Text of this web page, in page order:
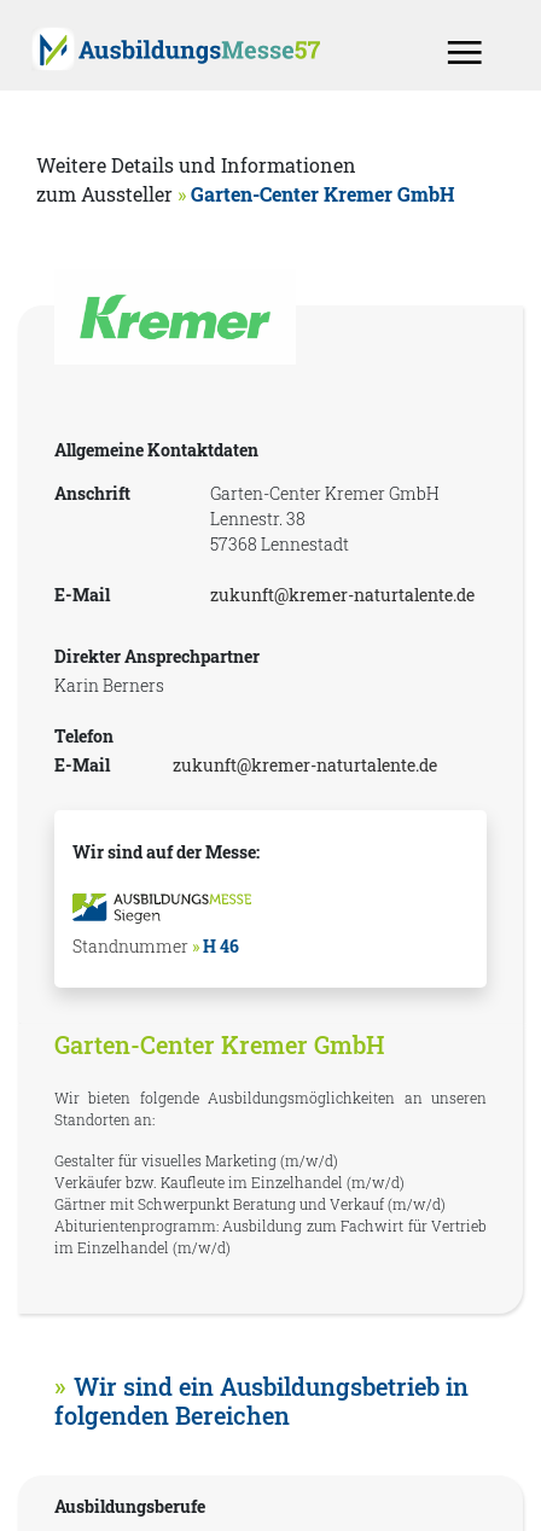
Weitere Details und Informationen
zum Aussteller »Garten-Center Kremer GmbH
Allgemeine Kontaktdaten
Anschrift
Garten-Center Kremer GmbH
Lennestr. 38
57368 Lennestadt
E-Mail zukunft@kremer-naturtalente.de
Direkter Ansprechpartner
Karin Berners
Telefon
E-Mail
zukunft@kremer-naturtalente.de
Wir sind auf der Messe:
Standnummer »H 46
Garten-Center Kremer GmbH
Wir bieten folgende Ausbildungsmöglichkeiten an unseren
Standorten an:
Gestalter für visuelles Marketing (m/w/d)
Verkäufer bzw. Kaufleute im Einzelhandel (m/w/d)
Gärtner mit Schwerpunkt Beratung und Verkauf (m/w/d)
Abiturientenprogramm: Ausbildung zum Fachwirt für Vertrieb
im Einzelhandel (m/w/d)
Wir sind ein Ausbildungsbetrieb in
folgenden Bereichen
Ausbildungsberufe